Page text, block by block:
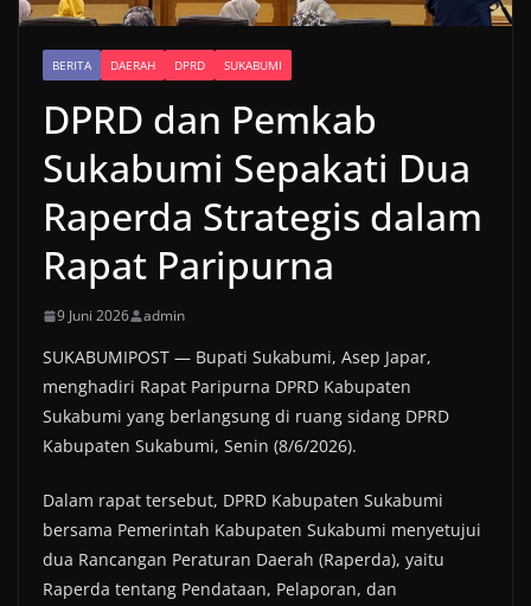
BERITA DAERAH DPRD SUKABUMI
DPRD dan Pemkab
Sukabumi Sepakati Dua
Raperda Strategis dalam
Rapat Paripurna
9 Juni 2026 admin
SUKABUMIPOST — Bupati Sukabumi, Asep Japar,
menghadiri Rapat Paripurna DPRD Kabupaten
Sukabumi yang berlangsung di ruang sidang DPRD
Kabupaten Sukabumi, Senin (8/6/2026).
Dalam rapat tersebut, DPRD Kabupaten Sukabumi
bersama Pemerintah Kabupaten Sukabumi menyetujui
dua Rancangan Peraturan Daerah (Raperda), yaitu
Raperda tentang Pendataan, Pelaporan, dan